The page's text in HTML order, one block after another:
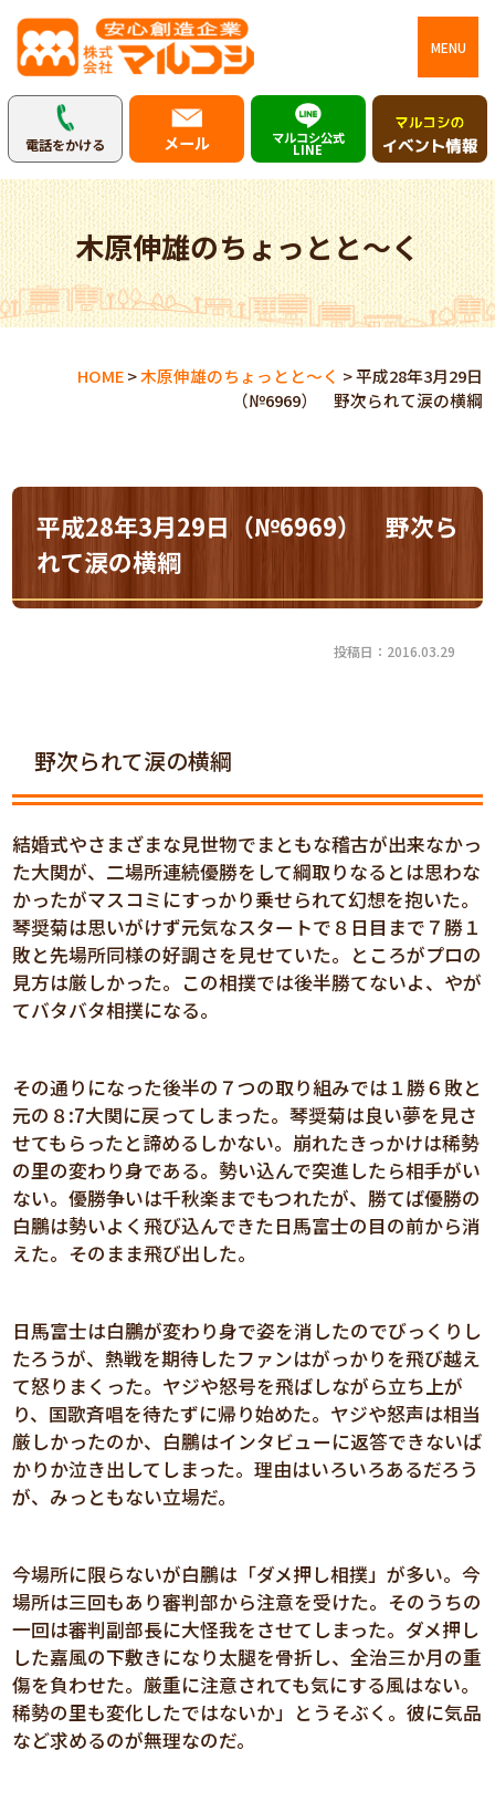
MENU
電話をかける メール マルコシ公式
LINE
木原伸雄のちょっとと～く
HOME>木原伸雄のちょっとと～く >平成28年3月29日
（№6969） 野次られて涙の横綱
平成28年3月29日（№6969） 野次ら
れて涙の横綱
投稿日：2016.03.29
野次られて涙の横綱
結婚式やさまざまな見世物でまともな稽古が出来なかっ
た大関が、二場所連続優勝をして綱取りなるとは思わな
かったがマスコミにすっかり乗せられて幻想を抱いた。
琴奨菊は思いがけず元気なスタートで８日目まで７勝１
敗と先場所同様の好調さを見せていた。ところがプロの
見方は厳しかった。この相撲では後半勝てないよ、やが
てバタバタ相撲になる。
その通りになった後半の７つの取り組みでは１勝６敗と
元の８:7大関に戻ってしまった。琴奨菊は良い夢を見さ
せてもらったと諦めるしかない。崩れたきっかけは稀勢
の里の変わり身である。勢い込んで突進したら相手がい
ない。優勝争いは千秋楽までもつれたが、勝てば優勝の
白鵬は勢いよく飛び込んできた日馬富士の目の前から消
えた。そのまま飛び出した。
日馬富士は白鵬が変わり身で姿を消したのでびっくりし
たろうが、熱戦を期待したファンはがっかりを飛び越え
て怒りまくった。ヤジや怒号を飛ばしながら立ち上が
り、国歌斉唱を待たずに帰り始めた。ヤジや怒声は相当
厳しかったのか、白鵬はインタビューに返答できないば
かりか泣き出してしまった。理由はいろいろあるだろう
が、みっともない立場だ。
今場所に限らないが白鵬は「ダメ押し相撲」が多い。今
場所は三回もあり審判部から注意を受けた。そのうちの
一回は審判副部長に大怪我をさせてしまった。ダメ押し
した嘉風の下敷きになり太腿を骨折し、全治三か月の重
傷を負わせた。厳重に注意されても気にする風はない。
稀勢の里も変化したではないか」とうそぶく。彼に気品
など求めるのが無理なのだ。